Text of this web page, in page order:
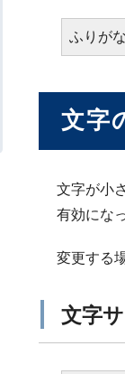
ふりが
文字
文字が小
有効にな
変更する
文字